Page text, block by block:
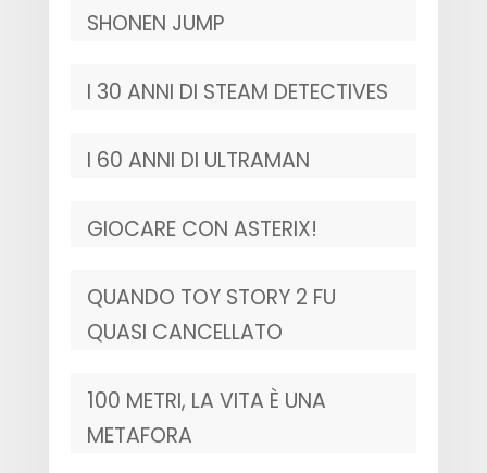
SHONEN JUMP
I 30 ANNI DI STEAM DETECTIVES
I 60 ANNI DI ULTRAMAN
GIOCARE CON ASTERIX!
QUANDO TOY STORY 2 FU
QUASI CANCELLATO
100 METRI, LA VITA È UNA
METAFORA